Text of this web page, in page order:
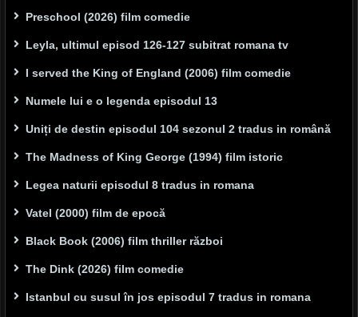
Preschool (2026) film comedie
Leyla, ultimul episod 126-127 subitrat romana tv
I served the King of England (2006) film comedie
Numele lui e o legenda episodul 13
Uniți de destin episodul 104 sezonul 2 tradus in română
The Madness of King George (1994) film istoric
Legea naturii episodul 8 tradus in romana
Vatel (2000) film de epocă
Black Book (2006) film thriller război
The Dink (2026) film comedie
Istanbul cu susul în jos episodul 7 tradus in romana